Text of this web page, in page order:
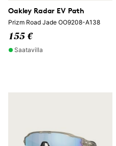
Oakley Radar EV Path
Prizm Road Jade OO9208-A138
155 €
Saatavilla